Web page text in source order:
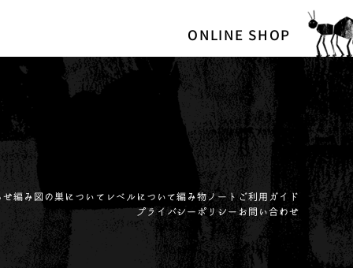
ONLINE SHOP
せ編み図の巣について レベルについて編み物ノートご利用ガイド
プライバシーポリシーお問い合わせ